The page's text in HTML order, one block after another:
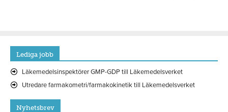
Lediga jobb
Läkemedelsinspektörer GMP-GDP till Läkemedelsverket
Utredare farmakometri/farmakokinetik till Läkemedelsverket
Nyhetsbrev